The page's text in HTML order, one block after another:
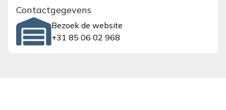
Contactgegevens
Bezoek de website
+31 85 06 02 968